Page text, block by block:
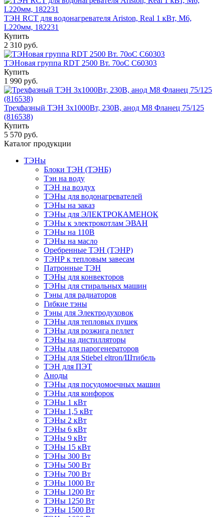
ТЭН RCT для водонагревателя Ariston, Real 1 кВт, М6,
L220мм, 182231
Купить
2 310 руб.
ТЭНовая группа RDT 2500 Вт. 70oС C60303
Купить
1 990 руб.
Трехфазный ТЭН 3х1000Вт, 230В, анод М8 Фланец 75/125
(816538)
Купить
5 570 руб.
Каталог продукции
ТЭНы
Блоки ТЭН (ТЭНБ)
Тэн на воду
ТЭН на воздух
ТЭНы для водонагревателей
ТЭНы на заказ
ТЭНы для ЭЛЕКТРОКАМЕНОК
ТЭНы к электрокотлам ЭВАН
ТЭНы на 110В
ТЭНы на масло
Оребренные ТЭН (ТЭНР)
ТЭНР к тепловым завесам
Патронные ТЭН
ТЭНы для конвекторов
ТЭНы для стиральных машин
Тэны для радиаторов
Гибкие тэны
Тэны для Электродуховок
ТЭНы для тепловых пушек
ТЭНы для розжига пеллет
ТЭНы на дистилляторы
ТЭНы для парогенераторов
ТЭНы для Stiebel eltron/Штибель
ТЭН для ПЭТ
Аноды
ТЭНы для посудомоечных машин
ТЭНы для конфорок
ТЭНы 1 кВт
ТЭНы 1,5 кВт
ТЭНы 2 кВт
ТЭНы 6 кВт
ТЭНы 9 кВт
ТЭНы 15 кВт
ТЭНы 300 Вт
ТЭНы 500 Вт
ТЭНы 700 Вт
ТЭНы 1000 Вт
ТЭНы 1200 Вт
ТЭНы 1250 Вт
ТЭНы 1500 Вт